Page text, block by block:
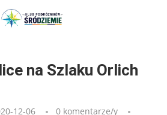
Zamek Bobolice na Szlaku Orlich Gniazd
na Szlaku Orlich
12-06
0 komentarze/y